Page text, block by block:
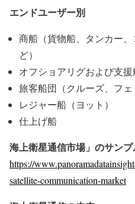
エンドユーザー別
商船（貨物船、タンカー
ど）
オフショアリグおよび支援
旅客船団（クルーズ、フェ
レジャー船（ヨット）
仕上げ船
海上衛星通信市場」のサン
https://
satellite-communication-market